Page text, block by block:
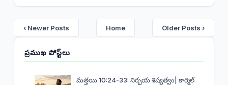
‹ Newer Posts Home Older Posts ›
ప్రముఖ పోస్ట్‌లు
మత్తయి 10:24-33: నిర్భయ శిష్యత్వం| కార్మెల్